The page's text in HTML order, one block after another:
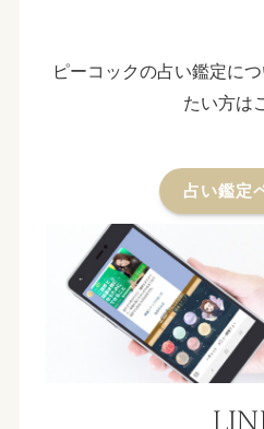
ピーコックの占い鑑定に
たい方は
占い鑑定